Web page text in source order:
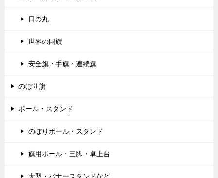
日の丸
世界の国旗
安全旗・手旗・連続旗
のぼり旗
ポール・スタンド
のぼりポール・スタンド
旗用ポール・三脚・卓上台
大型・バナースタンドなど